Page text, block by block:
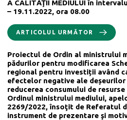
A CALITĂŢII MEDIULUI în
– 19.11.2022, ora 08.00
ARTICOLUL URMĂTOR
Proiectul de Ordin al ministrului
pădurilor pentru modificarea
regional pentru investiții având
efectelor negative ale deșeurilor
reducerea consumului de
Ordinul ministrului mediului,
2269/2022, însoţit de Referatul
instrument de prezentare şi